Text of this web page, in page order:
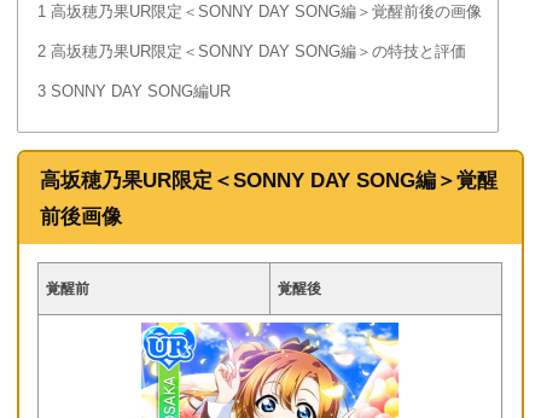
1 高坂穂乃果UR限定＜SONNY DAY SONG編＞覚醒前後の画像
2 高坂穂乃果UR限定＜SONNY DAY SONG編＞の特技と評価
3 SONNY DAY SONG編UR
高坂穂乃果UR限定＜SONNY DAY SONG編＞覚醒
前後画像
覚醒前 覚醒後